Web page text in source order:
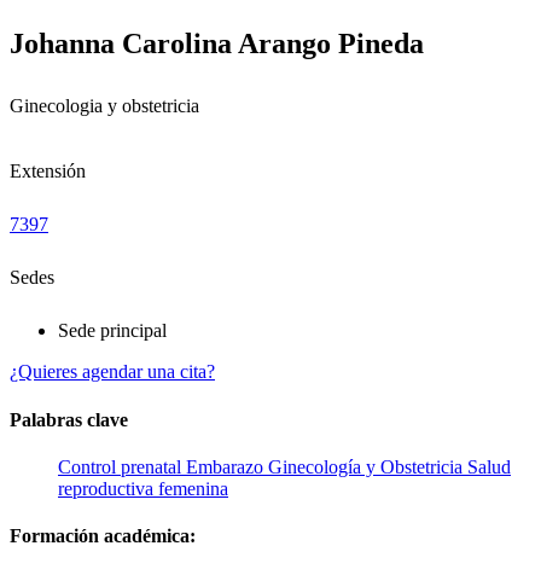
Johanna Carolina Arango Pineda
Ginecologia y obstetricia
Extensión
7397
Sedes
Sede principal
¿Quieres agendar una cita?
Palabras clave
Control prenatal Embarazo Ginecología y Obstetricia Salud
reproductiva femenina
Formación académica: